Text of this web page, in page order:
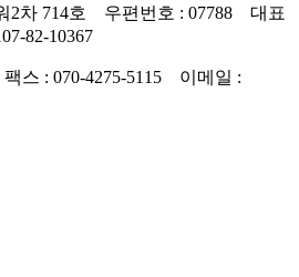
2차 714호 우편번호 : 07788 대표
82-10367
스 : 070-4275-5115 이메일 :